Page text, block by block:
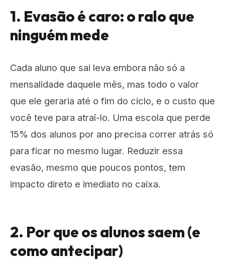
1. Evasão é caro: o ralo que
ninguém mede
Cada aluno que sai leva embora não só a
mensalidade daquele mês, mas todo o valor
que ele geraria até o fim do ciclo, e o custo que
você teve para atraí-lo. Uma escola que perde
15% dos alunos por ano precisa correr atrás só
para ficar no mesmo lugar. Reduzir essa
evasão, mesmo que poucos pontos, tem
impacto direto e imediato no caixa.
2. Por que os alunos saem (e
como antecipar)